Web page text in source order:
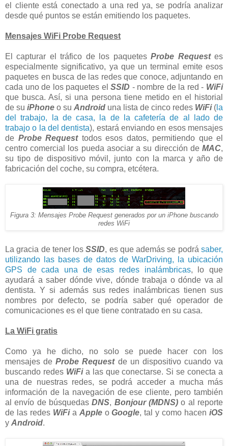
el cliente está conectado a una red ya, se podría analizar
desde qué puntos se están emitiendo los paquetes.
Mensajes WiFi Probe Request
El capturar el tráfico de los paquetesProbe Requestes
especialmente significativo, ya que un terminal emite esos
paquetes en busca de las redes que conoce, adjuntando en
cada uno de los paquetes elSSID - nombre de la red - WiFi
que busca. Así, si una persona tiene metido en el historial
de su iPhone o su Android una lista de cinco redes WiFi( la
del trabajo, la de casa, la de la cafetería de al lado de
trabajo o la del dentista), estará enviando en esos mensajes
de Probe Requesttodos esos datos, permitiendo que el
centro comercial los pueda asociar a su dirección de MAC,
su tipo de dispositivo móvil, junto con la marca y año de
fabricación del coche, su compra, etcétera.
Figura 3: Mensajes Probe Request generados por un iPhone buscando
redes WiFi
La gracia de tener losSSID, es que además se podrásaber,
utilizando las bases de datos de WarDriving, la ubicación
GPS de cada una de esas redes inalámbricas, lo que
ayudará a saber dónde vive, dónde trabaja o dónde va al
dentista. Y si además sus redes inalámbricas tienen sus
nombres por defecto, se podría saber qué operador de
comunicaciones es el que tiene contratado en su casa.
La WiFi gratis
Como ya he dicho, no solo se puede hacer con los
mensajes deProbe Requestde un dispositivo cuando va
buscando redes WiFia las que conectarse. Si se conecta a
una de nuestras redes, se podrá acceder a mucha más
información de la navegación de ese cliente, pero también
al envío de búsquedasDNS, Bonjour (MDNS) o al reporte
de las redes WiFia AppleoGoogle, tal y como haceniOS
y Android.